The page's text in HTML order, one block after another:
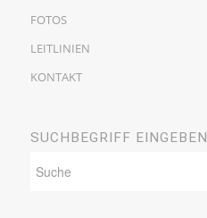
FOTOS
LEITLINIEN
KONTAKT
SUCHBEGRIFF EINGEBEN